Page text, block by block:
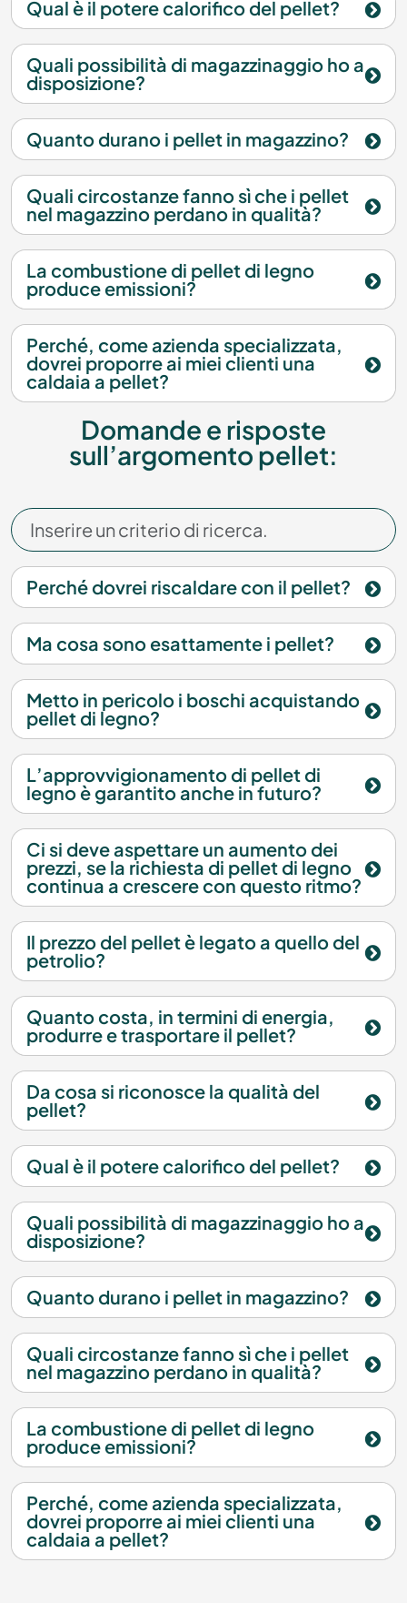
Qual è il potere calorifico del pellet?
Quali possibilità di magazzinaggio ho a
disposizione?
Quanto durano i pellet in magazzino?
Quali circostanze fanno sì che i pellet
nel magazzino perdano in qualità?
La combustione di pellet di legno
produce emissioni?
Perché, come azienda specializzata,
dovrei proporre ai miei clienti una
caldaia a pellet?
Domande e risposte
sull’argomento pellet:
Perché dovrei riscaldare con il pellet?
Ma cosa sono esattamente i pellet?
Metto in pericolo i boschi acquistando
pellet di legno?
L’approvvigionamento di pellet di
legno è garantito anche in futuro?
Ci si deve aspettare un aumento dei
prezzi, se la richiesta di pellet di legno
continua a crescere con questo ritmo?
Il prezzo del pellet è legato a quello del
petrolio?
Quanto costa, in termini di energia,
produrre e trasportare il pellet?
Da cosa si riconosce la qualità del
pellet?
Qual è il potere calorifico del pellet?
Quali possibilità di magazzinaggio ho a
disposizione?
Quanto durano i pellet in magazzino?
Quali circostanze fanno sì che i pellet
nel magazzino perdano in qualità?
La combustione di pellet di legno
produce emissioni?
Perché, come azienda specializzata,
dovrei proporre ai miei clienti una
caldaia a pellet?